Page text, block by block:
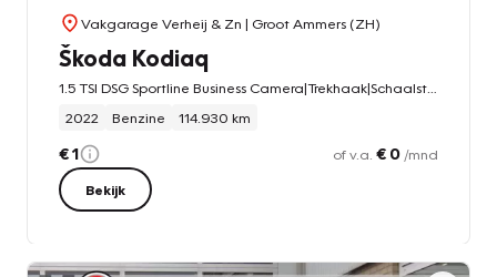
Vakgarage Verheij & Zn | Groot Ammers (ZH)
Škoda Kodiaq
2022
Benzine 114.930 km
€ 1 of v.a. € 0 /mnd
Bekijk